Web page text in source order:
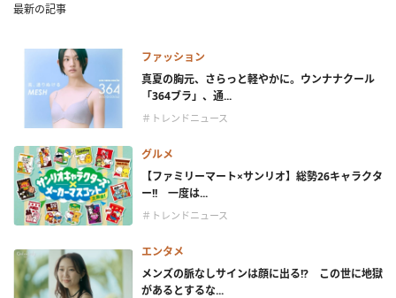
最新の記事
ファッション
真夏の胸元、さらっと軽やかに。ウンナナクール
「364ブラ」、通...
＃トレンドニュース
グルメ
【ファミリーマート×サンリオ】総勢26キャラクタ
ー!! 一度は...
＃トレンドニュース
エンタメ
メンズの脈なしサインは顔に出る!? この世に地獄
があるとするな...